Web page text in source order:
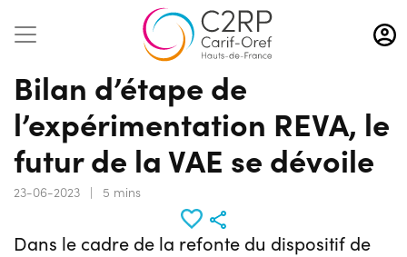
Aller
au
contenu
principal
Bilan d’étape de
l’expérimentation REVA, le
futur de la VAE se dévoile
23-06-2023 | 5 mins
Dans le cadre de la refonte du dispositif de